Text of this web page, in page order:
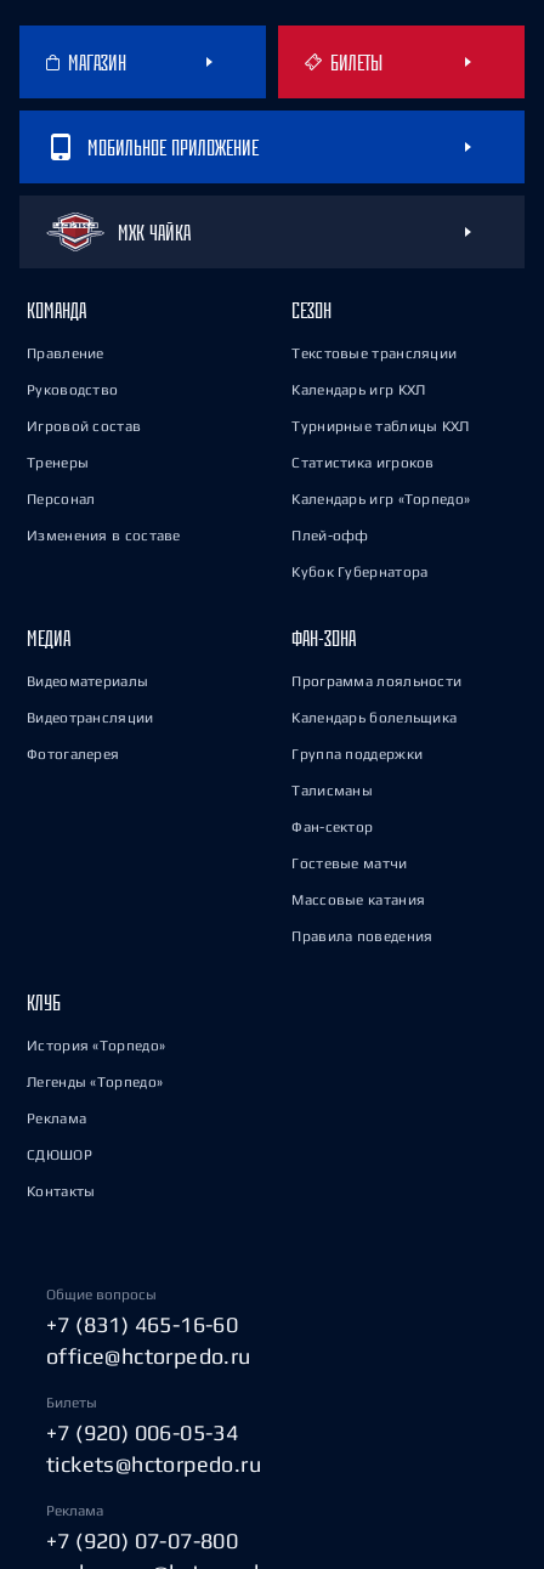
МАГАЗИН БИЛЕТЫ
МОБИЛЬНОЕ ПРИЛОЖЕНИЕ
МХК ЧАЙКА
КОМАНДА
Правление
Руководство
Игровой состав
Тренеры
Персонал
Изменения в составе
СЕЗОН
Текстовые трансляции
Календарь игр КХЛ
Турнирные таблицы КХЛ
Статистика игроков
Календарь игр «Торпедо»
Плей-офф
Кубок Губернатора
МЕДИА
Видеоматериалы
Видеотрансляции
Фотогалерея
ФАН-ЗОНА
Программа лояльности
Календарь болельщика
Группа поддержки
Талисманы
Фан-сектор
Гостевые матчи
Массовые катания
Правила поведения
КЛУБ
История «Торпедо»
Легенды «Торпедо»
Реклама
СДЮШОР
Контакты
Общие вопросы
+7 (831) 465-16-60
office@hctorpedo.ru
Билеты
+7 (920) 006-05-34
tickets@hctorpedo.ru
Реклама
+7 (920) 07-07-800